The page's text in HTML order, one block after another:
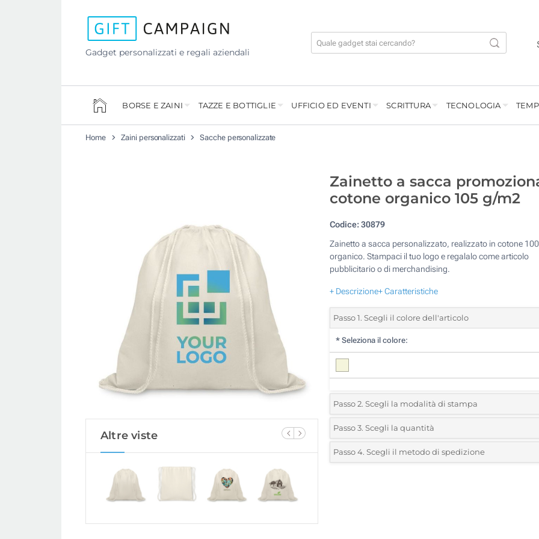
Gadget personalizzati e regali aziendali
BORSE E ZAINI TAZZE E BOTTIGLIE UFFICIO ED EVENTI SCRITTURA TECNOLOGIA
Home Zaini personalizzati Sacche personalizzate
Altre viste
Zainetto a sacca
cotone organico 105 g/m2
Codice: 30879
Zainetto a sacca personalizzato, realizzato in cotone
organico. Stampaci il tuo logo e regalalo come articolo
pubblicitario o di merchandising.
+ Descrizione+ Caratteristiche
Passo 1. Scegli il colore dell'articolo
* Seleziona il colore:
Passo 2. Scegli la modalità di stampa
*Seleziona la posizione di stampa e il colore del vostro
1 Colore (Su un lato)
Passo 3. Scegli la quantità
*Quantità desiderata:
Passo 4. Scegli il metodo di spedizione